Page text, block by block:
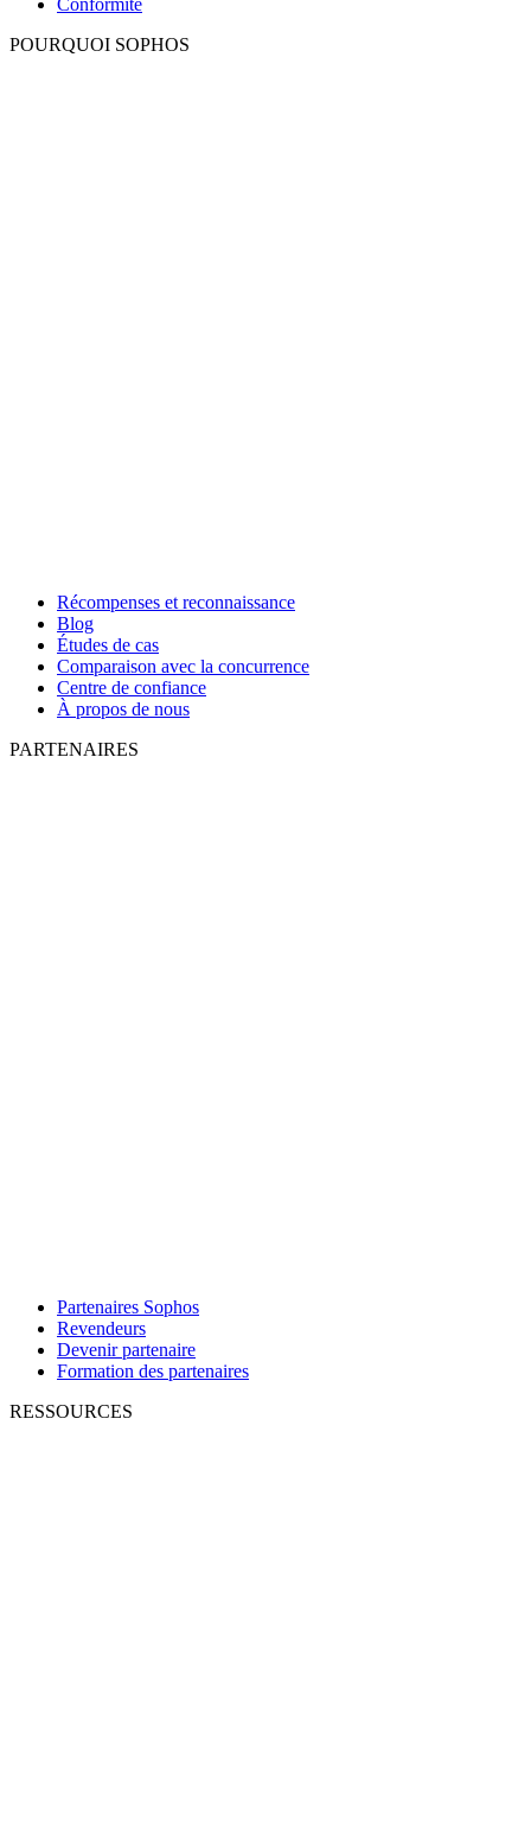
Conformité
POURQUOI SOPHOS
Récompenses et reconnaissance
Blog
Études de cas
Comparaison avec la concurrence
Centre de confiance
À propos de nous
PARTENAIRES
Partenaires Sophos
Revendeurs
Devenir partenaire
Formation des partenaires
RESSOURCES